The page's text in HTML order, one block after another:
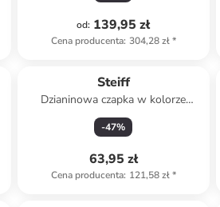
od: 139,95 zł
Cena producenta: 304,28 zł*
Steiff
Dzianinowa czapka w kolorze
czarno-czerwonym
-47%
63,95 zł
Cena producenta: 121,58 zł*